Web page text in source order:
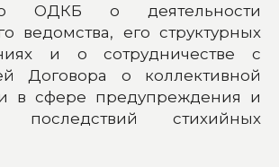
ОДКБ о деятельности
ведомства, его структурных
и о сотрудничестве с
Договора о коллективной
в сфере предупреждения и
последствий стихийных